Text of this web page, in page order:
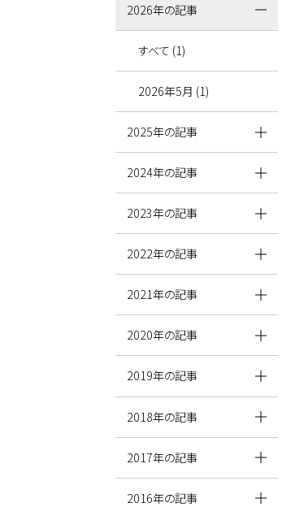
2026年の記事
すべて (1)
2026年5月 (1)
2025年の記事
2024年の記事
2023年の記事
2022年の記事
2021年の記事
2020年の記事
2019年の記事
2018年の記事
2017年の記事
2016年の記事